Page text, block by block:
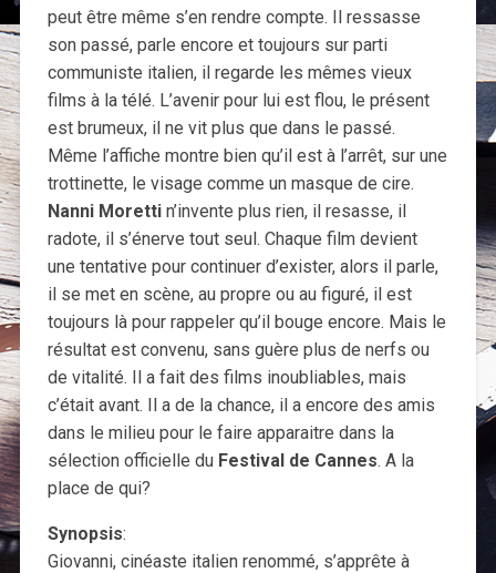
peut être même s’en rendre compte. Il ressasse
son passé, parle encore et toujours sur parti
communiste italien, il regarde les mêmes vieux
films à la télé. L’avenir pour lui est flou, le présent
est brumeux, il ne vit plus que dans le passé.
Même l’affiche montre bien qu’il est à l’arrêt, sur une
trottinette, le visage comme un masque de cire.
Nanni Moretti n’invente plus rien, il resasse, il
radote, il s’énerve tout seul. Chaque film devient
une tentative pour continuer d’exister, alors il parle,
il se met en scène, au propre ou au figuré, il est
toujours là pour rappeler qu’il bouge encore. Mais le
résultat est convenu, sans guère plus de nerfs ou
de vitalité. Il a fait des films inoubliables, mais
c’était avant. Il a de la chance, il a encore des amis
dans le milieu pour le faire apparaitre dans la
sélection officielle du Festival de Cannes. A la
place de qui?
Synopsis:
Giovanni, cinéaste italien renommé, s’apprête à